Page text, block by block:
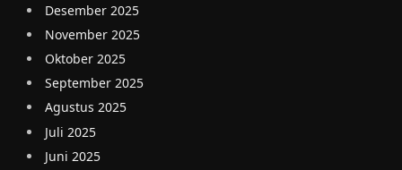
Desember 2025
November 2025
Oktober 2025
September 2025
Agustus 2025
Juli 2025
Juni 2025